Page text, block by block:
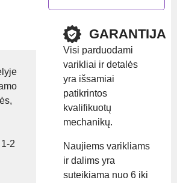
2
GARANTIJA
Visi parduodami
varikliai ir detalės
yra išsamiai
patikrintos
kvalifikuotų
mechanikų.
Naujiems varikliams
ir dalims yra
suteikiama nuo 6 iki